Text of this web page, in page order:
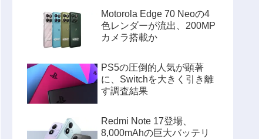
Motorola Edge 70 Neoの4
色レンダーが流出、200MP
カメラ搭載か
PS5の圧倒的人気が顕著
に、Switchを大きく引き離
す調査結果
Redmi Note 17登場、
8,000mAhの巨大バッテリ